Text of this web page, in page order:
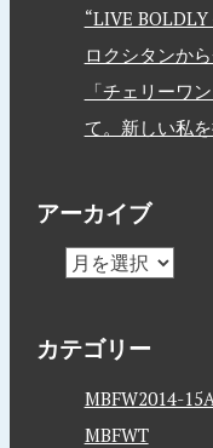
“LIVE
ロクシタンか
「チェリーワ
て。新しい私
アーカイブ
カテゴリー
MBFW2014-
MBFWT